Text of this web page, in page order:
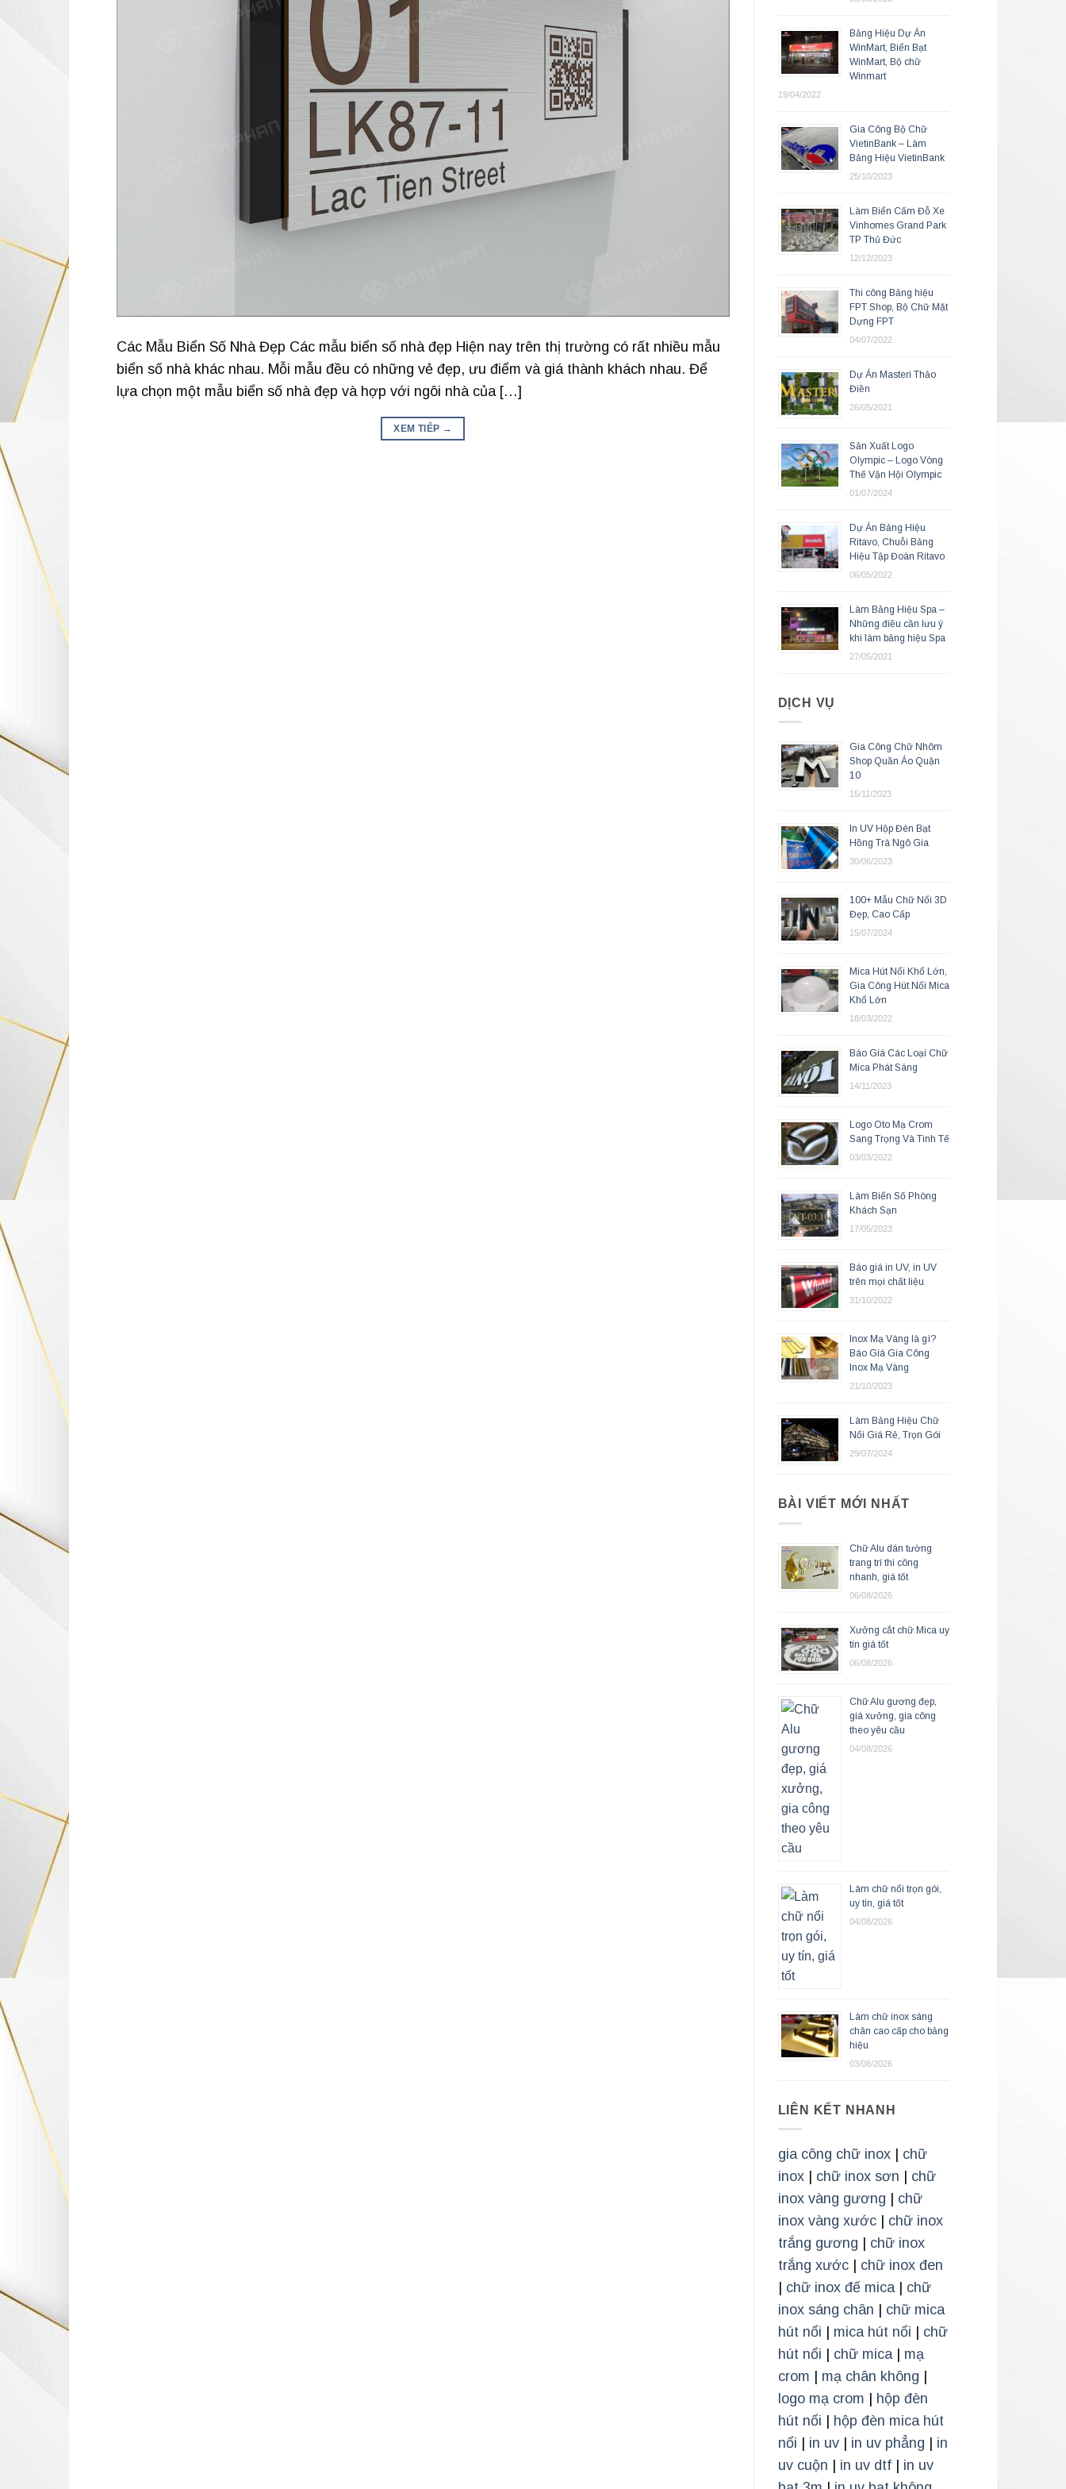
Các Mẫu Biển Số Nhà Đẹp Các mẫu biển số nhà đẹp Hiện nay trên thị trường có rất nhiều mẫu
biển số nhà khác nhau. Mỗi mẫu đều có những vẻ đẹp, ưu điểm và giá thành khách nhau. Để
lựa chọn một mẫu biển số nhà đẹp và hợp với ngôi nhà của […]
XEM TIẾP →
Bảng Hiệu Dự Án
WinMart, Biển Bạt
WinMart, Bộ chữ
Winmart
19/04/2022
Gia Công Bộ Chữ
VietinBank – Làm
Bảng Hiệu VietinBank
25/10/2023
Làm Biển Cấm Đỗ Xe
Vinhomes Grand Park
TP Thủ Đức
12/12/2023
Thi công Bảng hiệu
FPT Shop, Bộ Chữ Mặt
Dựng FPT
04/07/2022
Dự Án Masteri Thảo
Điền
26/05/2021
Sản Xuất Logo
Olympic – Logo Vòng
Thế Vận Hội Olympic
01/07/2024
Dự Án Bảng Hiệu
Ritavo, Chuỗi Bảng
Hiệu Tập Đoàn Ritavo
06/05/2022
Làm Bảng Hiệu Spa –
Những điều cần lưu ý
khi làm bảng hiệu Spa
27/05/2021
DỊCH VỤ
Gia Công Chữ Nhôm
Shop Quần Áo Quận
10
15/11/2023
In UV Hộp Đèn Bạt
Hồng Trà Ngô Gia
30/06/2023
100+ Mẫu Chữ Nổi 3D
Đẹp, Cao Cấp
15/07/2024
Mica Hút Nổi Khổ Lớn,
Gia Công Hút Nổi Mica
Khổ Lớn
18/03/2022
Báo Giá Các Loại Chữ
Mica Phát Sáng
14/11/2023
Logo Oto Mạ Crom
Sang Trọng Và Tinh Tế
03/03/2022
Làm Biển Số Phòng
Khách Sạn
17/05/2023
Báo giá in UV, in UV
trên mọi chất liệu
31/10/2022
Inox Mạ Vàng là gì?
Báo Giá Gia Công
Inox Mạ Vàng
21/10/2023
Làm Bảng Hiệu Chữ
Nổi Giá Rẻ, Trọn Gói
29/07/2024
BÀI VIẾT MỚI NHẤT
Chữ Alu dán tường
trang trí thi công
nhanh, giá tốt
06/08/2026
Xưởng cắt chữ Mica uy
tín giá tốt
06/08/2026
Chữ Alu gương đẹp,
giá xưởng, gia công
theo yêu cầu
04/08/2026
Làm chữ nổi trọn gói,
uy tín, giá tốt
04/08/2026
Làm chữ inox sáng
chân cao cấp cho bảng
hiệu
03/08/2026
LIÊN KẾT NHANH
gia công chữ inox| chữ
inox| chữ inox sơn
chữ
inox vàng gương
chữ
inox vàng xước| chữ inox
trắng gương
chữ inox
trắng xước| chữ inox đen
chữ inox đế mica| chữ
inox sáng chân
chữ mica
hút nổi
mica hút nổi
chữ
hút nổi
chữ mica| mạ
crom
mạ chân không
logo mạ crom
hộp đèn
hút nổi
hộp đèn mica hút
nổi
in uv| in uv phẳng
in
uv cuộn
in uv dtf| in uv